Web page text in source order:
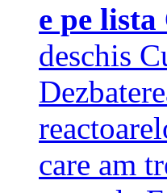
e pe lista
deschis
care am